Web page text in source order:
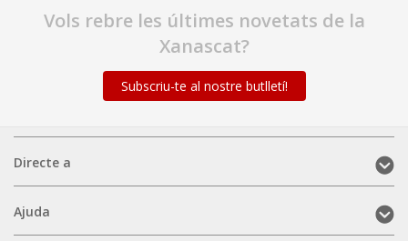
Vols rebre les últimes novetats de la
Xanascat?
Subscriu-te al nostre butlletí!
Directe
a
Directe a
Ajuda
(mobile)
Ajuda